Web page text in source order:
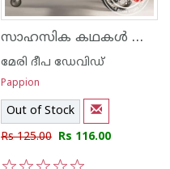
സാഹസിക കഥകള്‍ പെണ്‍കുട്ടികള്‍ക്ക്
മേരി ദീപ ഡേവിഡ്
Pappion
Out of Stock
Rs 125.00 Rs 116.00